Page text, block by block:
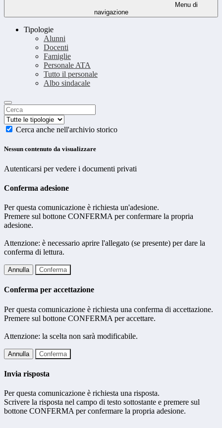
Menu di
navigazione
Tipologie
Alunni
Docenti
Famiglie
Personale ATA
Tutto il personale
Albo sindacale
Cerca anche nell'archivio storico
Nessun contenuto da visualizzare
Autenticarsi per vedere i documenti privati
Conferma adesione
Per questa comunicazione è richiesta un'adesione.
Premere sul bottone CONFERMA per confermare la propria
adesione.
Attenzione: è necessario aprire l'allegato (se presente) per dare la
conferma di lettura.
Annulla Conferma
Conferma per accettazione
Per questa comunicazione è richiesta una conferma di accettazione.
Premere sul bottone CONFERMA per accettare.
Attenzione: la scelta non sarà modificabile.
Annulla Conferma
Invia risposta
Per questa comunicazione è richiesta una risposta.
Scrivere la risposta nel campo di testo sottostante e premere sul
bottone CONFERMA per confermare la propria adesione.